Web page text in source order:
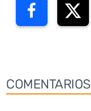
COMENTARIOS